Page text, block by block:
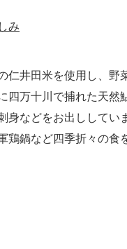
み
仁井田米を使用し、野
四万十川で捕れた天然
身などをお出ししてい
鶏鍋など四季折々の食